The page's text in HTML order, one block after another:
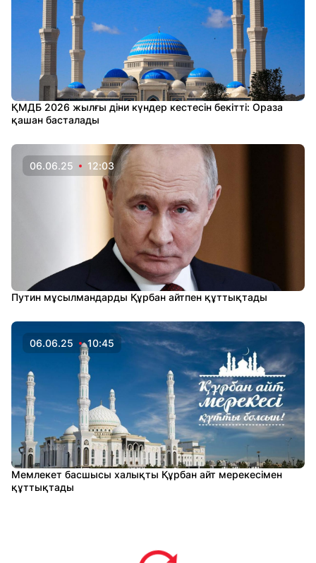
ҚМДБ 2026 жылғы діни күндер кестесін бекітті: Ораза
қашан басталады
06.06.25 12:03
Путин мұсылмандарды Құрбан айтпен құттықтады
06.06.25 10:45
Мемлекет басшысы халықты Құрбан айт мерекесімен
құттықтады